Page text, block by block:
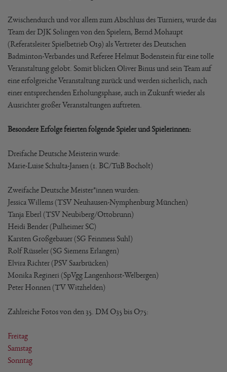
Zwischendurch und vor allem zum Abschluss des Turniers, wurde das
Team der DJK Solingen von den Spielern, Bernd Mohaupt
(Referatsleiter Spielbetrieb O19) als Vertreter des Deutschen
Badminton-Verbandes und Referee Helmut Bodenstein für eine tolle
Veranstaltung gelobt. Somit blicken Oliver Binus und sein Team auf
eine erfolgreiche Veranstaltung zurück und werden sicherlich, nach
einer entsprechenden Erholungsphase, auch in Zukunft wieder als
Ausrichter großer Veranstaltungen auftreten.
Besondere Erfolge feierten folgende Spieler und Spielerinnen:
Dreifache Deutsche Meisterin wurde:
Marie-Luise Schulta-Jansen (1. BC/TuB Bocholt)
Zweifache Deutsche Meister*innen wurden:
Jessica Willems (TSV Neuhausen-Nymphenburg München)
Tanja Eberl (TSV Neubiberg/Ottobrunn)
Heidi Bender (Pulheimer SC)
Karsten Großgebauer (SG Feinmess Suhl)
Rolf Rüsseler (SG Siemens Erlangen)
Elvira Richter (PSV Saarbrücken)
Monika Regineri (SpVgg Langenhorst-Welbergen)
Peter Honnen (TV Witzhelden)
Zahlreiche Fotos von den 35. DM O35 bis O75:
Freitag
Samstag
Sonntag